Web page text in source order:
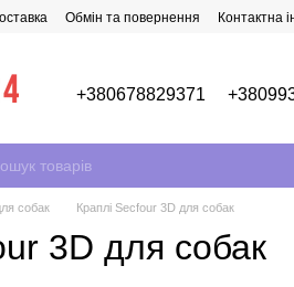
Обмін та повернення Контактна
+380678829371
собак Краплі Secfour 3D для собак
3D для собак